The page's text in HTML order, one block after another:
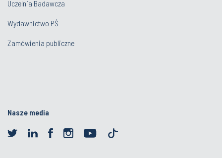
Uczelnia Badawcza
Wydawnictwo PŚ
Zamówienia publiczne
Nasze media